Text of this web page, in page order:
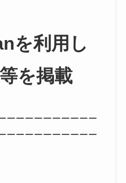
を利用し
を掲載
ーーーーーーーーーー
ーーーーーーーーーー